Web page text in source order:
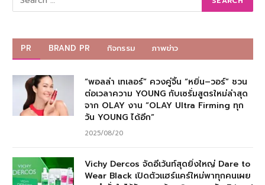
PR BRAND PR กิจกรรม ภาพข่าว
“พอลล่า เทเลอร์” ควงคู่จิ้น “หยิ่น–วอร์” ชวน
ต่อเวลาความ YOUNG กับเซรั่มสูตรใหม่ล่าสุด
จาก OLAY งาน “OLAY Ultra Firming ทุก
วัน YOUNG ได้อีก”
2025/08/20
Vichy Dercos จัดอีเว้นท์สุดยิ่งใหญ่ Dare to
Wear Black เปิดตัวแฮร์แคร์ใหม่พาทุกคนเผย